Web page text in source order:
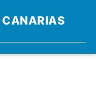
CANARIAS